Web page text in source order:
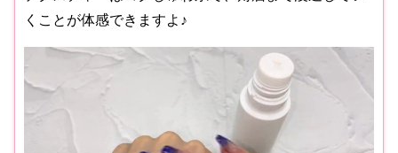
くことが体感できますよ♪